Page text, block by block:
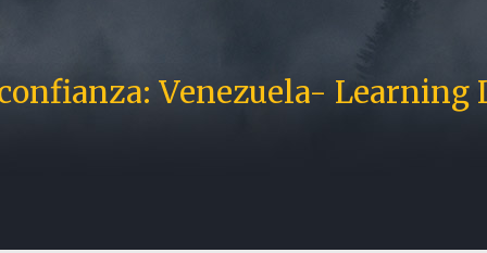
Venezuela- Learning